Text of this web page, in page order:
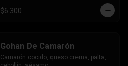
$6.300
Gohan De Camarón
Camarón cocido, queso crema, palta,